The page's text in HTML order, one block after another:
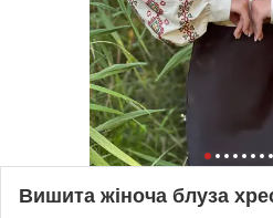
Вишита жіноча блуза